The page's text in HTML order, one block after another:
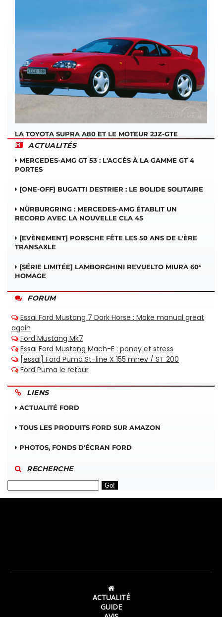
LA TOYOTA SUPRA A80 ET LE MOTEUR 2JZ-GTE
ACTUALITÉS
MERCEDES-AMG GT 53 : L'ACCÈS À LA GAMME GT 4
PORTES
[ONE-OFF] BUGATTI DESTRIER : LE BOLIDE SOLITAIRE
NÜRBURGRING : MERCEDES-AMG ÉTABLIT UN
RECORD AVEC LA NOUVELLE CLA 45
[EVÈNEMENT] PORSCHE FÊTE LES 50 ANS DE L'ÈRE
TRANSAXLE
[SÉRIE LIMITÉE] LAMBORGHINI REVUELTO MIURA 60°
HOMAGE
FORUM
LIENS
ACTUALITÉ FORD
TOUS LES PRODUITS FORD SUR AMAZON
PHOTOS, FONDS D'ÉCRAN FORD
RECHERCHE
ACTUALITÉ
GUIDE